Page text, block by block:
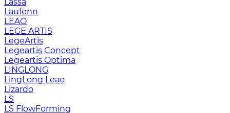
Laufenn
LEAO
LEGE ARTIS
LegeArtis
Legeartis Concept
Legeartis Optima
LINGLONG
LingLong Leao
Lizardo
LS
LS FlowForming